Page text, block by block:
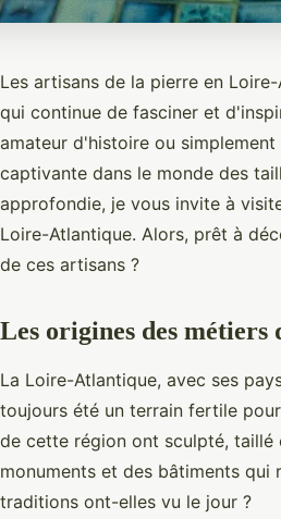
Les artisans de la pierre en
qui continue de fasciner et
amateur d'histoire ou
captivante dans le monde des
approfondie, je vous invite à
Loire-Atlantique. Alors, prêt à
de ces artisans ?
Les origines des
La Loire-Atlantique, avec ses
toujours été un terrain fertile
de cette région ont sculpté,
monuments et des bâtiments qui
traditions ont-elles vu le jour ?